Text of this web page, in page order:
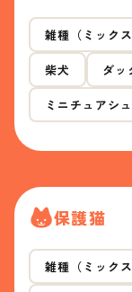
雑種（ミックス
柴犬 ダッ
ミニチュアシ
保護猫
雑種（ミックス